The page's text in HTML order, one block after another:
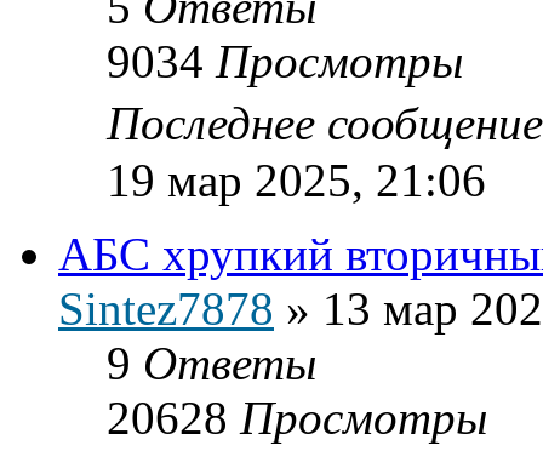
9034 Просмотры
Последнее
19 мар 2025, 21:06
АБС хрупкий
Sintez7878 » 13 мар
9 Ответы
20628 Просмотры